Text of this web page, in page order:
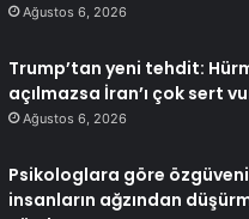
Ağustos 6, 2026
Trump’tan yeni tehdit:
açılmazsa İran’ı çok sert
Ağustos 6, 2026
Psikologlara göre
insanların ağzından